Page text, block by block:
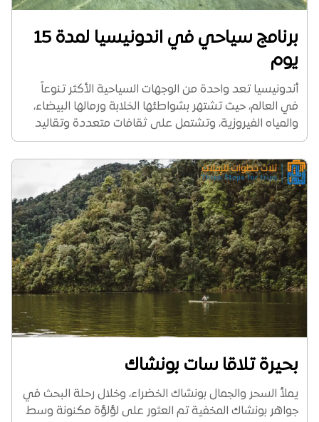
برنامج سياحي في اندونيسيا لمدة 15
يوم
أندونيسيا تعد واحدة من الوجهات السياحية الأكثر تنوعاً
في العالم، حيث تشتهر بشواطئها الخلابة ورمالها البيضاء،
والمياه الفيروزية، وتشتمل على ثقافات متعددة وتقاليد
غنية لتجربة فريدة من نوعها إلى المسافرين، كما أنها تعتبر
فرصة رائعة لمغامرات ركوب الأمواج، والغوص، فضلاً...
بحيرة تلاقا سات بونشاك
يملأ السحر والجمال بونشاك الخضراء، وخلال رحلة البحث في
جواهر بونشاك المخفية تم العثور على لؤلؤة مكنونة وسط